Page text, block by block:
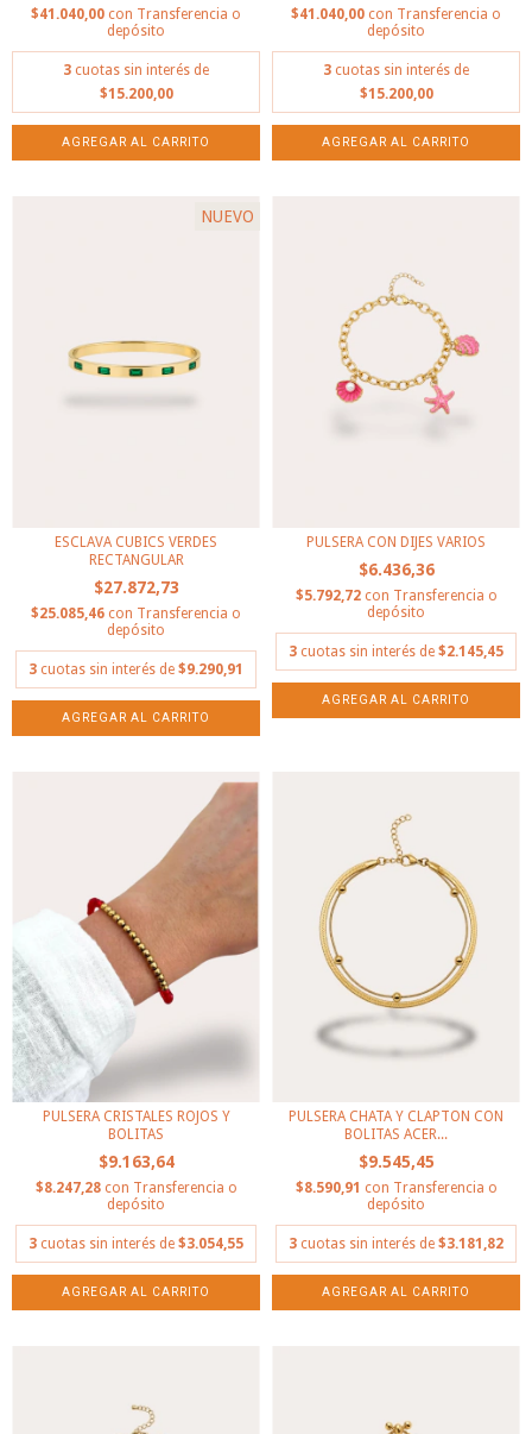
$41.040,00 con Transferencia o
depósito
3 cuotas sin interés de
$15.200,00
$41.040,00 con Transferencia o
depósito
3 cuotas sin interés de
$15.200,00
NUEVO
ESCLAVA CUBICS VERDES
RECTANGULAR
$27.872,73
$25.085,46 con Transferencia o
depósito
3 cuotas sin interés de $9.290,91
PULSERA CON DIJES VARIOS
$6.436,36
$5.792,72 con Transferencia o
depósito
3 cuotas sin interés de $2.145,45
PULSERA CRISTALES ROJOS Y
BOLITAS
$9.163,64
$8.247,28 con Transferencia o
depósito
3 cuotas sin interés de $3.054,55
PULSERA CHATA Y CLAPTON CON
BOLITAS ACER...
$9.545,45
$8.590,91 con Transferencia o
depósito
3 cuotas sin interés de $3.181,82